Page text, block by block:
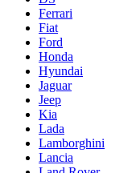
Ferrari
Fiat
Ford
Honda
Hyundai
Jaguar
Jeep
Kia
Lada
Lamborghini
Lancia